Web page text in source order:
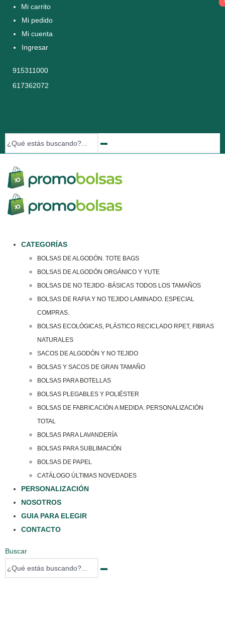
Mi carrito
Mi pedido
Mi cuenta
Ingresar
915311000
617362072
CATEGORÍAS
BOLSAS DE ALGODÓN. TOTE BAGS
BOLSAS DE ALGODÓN ORGÁNICO Y YUTE
BOLSAS DE NO TEJIDO -BÁSICAS TODOS LOS TAMAÑOS
BOLSAS DE RAFIA Y NO TEJIDO LAMINADO. ESPECIAL
COMPRAS.
BOLSAS ECOLÓGICAS, PLÁSTICO RECICLADO RPET, FIBRAS
NATURALES
SACOS DE ALGODÓN Y NO TEJIDO
BOLSAS Y SACOS DE GRAN TAMAÑO
BOLSAS PARA BOTELLAS
BOLSAS PLEGABLES Y POLIÉSTER
BOLSAS DE FABRICACIÓN A MEDIDA. PERSONALIZACIÓN
TOTAL
BOLSAS PARA LAVANDERÍA
BOLSAS PARA SUBLIMACIÓN
BOLSAS DE PAPEL
CATÁLOGO ÚLTIMAS NOVEDADES
PERSONALIZACIÓN
NOSOTROS
GUIA PARA ELEGIR
CONTACTO
Buscar